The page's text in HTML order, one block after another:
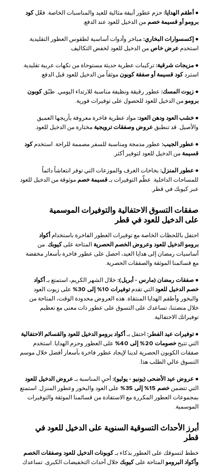
● أطقم الهدايا: حزم عطور أنيقة مثالية للعيد والمناسبات الخاصة. فعّلكود
برومو أو قسيمة خصم من الدخيل للعود عند الدفع.
● إكسسوارات البخاري: مباخر وأدوات أساسية لطقوس العطور التقليدية.
استخدم عرض خاص من الدخيل للعود لخفض التكاليف.
● مزيجات شرقية: تركيبات عطرية حديثة مستوحاة من نكهات عربية تقليدية.
استردكود قسيمة أو صفقة كوبون موثقاً من الدخيل للعود قبل الدفع.
● زيوت المسك: عطور رقيقة ونظيفة مناسبة للارتداء اليومي. طبّقكوبون
برومو من الدخيل للعود للحصول على توفيرات فورية.
● خشب العود ودهن العود: مواد عطرية فاخرة معروفة بأريجها العميق
والأصيل. قد تنطبق عروض وصفقات ترويجية مختارة من الدخيل للعود.
● عطور الجيب: عطور مدمجة ومناسبة للسفر مصممة للراحة. استخدمكود
قسيمة من الدخيل للعود لتوفير أكثر.
● عطور المنزل: بخاخات الغرف والموزعات التي توفر انتعاشاً دائماً
للمساحات الداخلية. عظّم التوفيرات بـ قسيمة خصم موثوقة من الدخيل للعود
عبر كيوبك في قطر.
صفقات التسوق الاحتفالية والتوفيرات الموسمية
على الدخيل للعود في قطر
احتفل باللحظات الخاصة مع توفيرات العطور الفاخرة باستخدام أكواد
برومو الدخيل للعود وعروض الخصم الحصرية المتاحة علىكيوبك . من
أساسيات رمضان إلى هدايا العيد، احصل على عطور فاخرة بأسعار مخفضة
مع قسائمنا الموثقة والصفقات الحصرية.
● صفقات رمضان (مارس - أبريل): خلال الشهر الكريم، استمتع بـ
أكواد
خصم الدخيل للعود التي تقدمتوفيرات 10% إلى 30%
على زيوت العود
والبخور وأطقم الهدايا المنتقاة. هذه العروض محدودة الوقت، المتاحة من
خلال منصتنا، تساعدك على التسوق على عطور ذات معنى مع تعظيم
توفيراتك الاحتفالية.
●توفيرات عيد الفطر: احتفل بـ
أكواد برومو الدخيل للعود والقسائم الاحتفالية
التي تتيح خصومات 20% إلى 40%
على العطور وحزم الهدايا. استخدم
صفقات الكوبون الحصرية لدينا لإيجاد عطور فاخرة بأسعار أفضل خلال موسم
التسوق عالي الطلب هذا.
● عروض عيد الأضحى (يونيو - يوليو): أحيِ المناسبة بـ عروض الدخيل للعود
التي تتضمن خصم 15% إلى 35%
على العود والبخور وعطور المنزل. استمتع
بمجموعات العطور المكررة مع الاستفادة من قسائمنا الموثقة والتوفيرات
الموسمية.
أبرز الأحداث التسوقية السنوية على الدخيل للعود في
قطر
خطط لتسوقك على العطور بذكاء بـكوبونات الدخيل للعود وصفقات الخصم
وأكواد البرومو المتاحة علىكيوبك خلال أحداث التخفيضات الكبرى. تساعدك